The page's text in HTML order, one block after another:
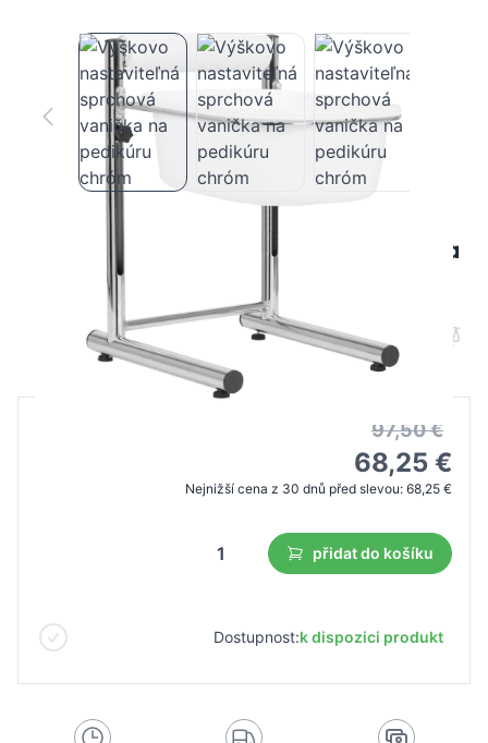
Výškovo nastaviteľná sprchová vanička
na pedikúru chróm
B2B cena Maloobchodní cena
97,50 €
68,25 €
Nejnižší cena z 30 dnů před slevou: 68,25 €
přidat do košíku
Dostupnost:k dispozici produkt